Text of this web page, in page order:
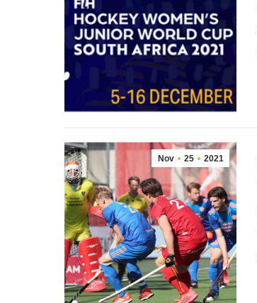
Nov 25 2021